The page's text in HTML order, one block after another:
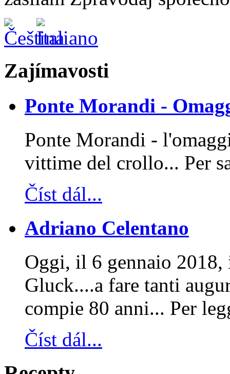
Zajímavosti
Ponte Morandi -
Ponte Morandi -
vittime del crollo... Per
Číst dál...
Adriano Celentano
Oggi, il 6 gennaio
Gluck....a fare tanti
compie 80 anni... Per
Číst dál...